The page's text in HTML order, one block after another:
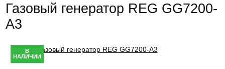
Газовый генератор REG GG7200-
А3
В
НАЛИЧИИ